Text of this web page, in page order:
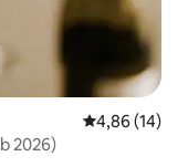
4,86 av 5 i
4,86 (14)
2026)